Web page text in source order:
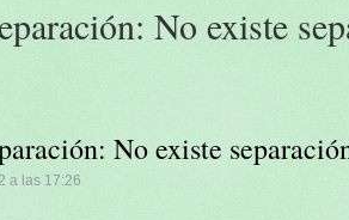
No existe
No existe
a las 17:26